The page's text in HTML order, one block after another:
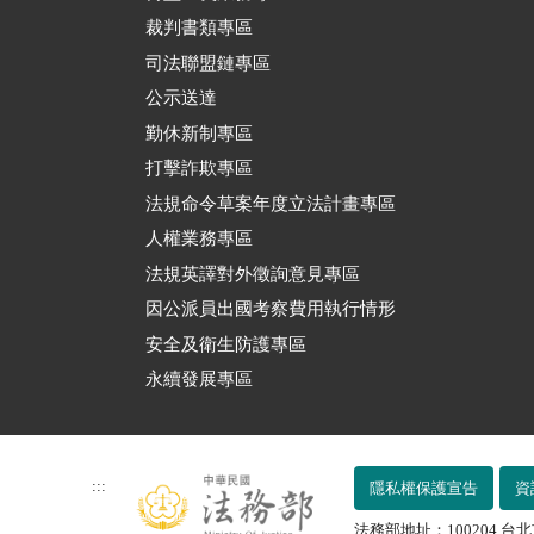
裁判書類專區
司法聯盟鏈專區
公示送達
勤休新制專區
打擊詐欺專區
法規命令草案年度立法計畫專區
人權業務專區
法規英譯對外徵詢意見專區
因公派員出國考察費用執行情形
安全及衛生防護專區
永續發展專區
::: 隱私權保護宣告
法務部地址：100204 台